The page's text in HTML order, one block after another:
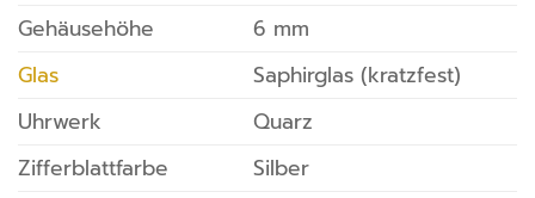
Gehäusehöhe
6 mm
Glas
Saphirglas (kratzfest)
Uhrwerk
Quarz
Zifferblattfarbe
Silber